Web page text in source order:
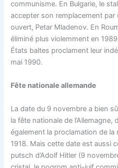
communisme. En Bulgarie, le
accepter son remplacement par
ouvert, Petar Mladenov. En
éliminé plus violemment en
États baltes proclament leur
mai 1990.
Fête nationale allemande
La date du 9 novembre a bien
la fête nationale de l’Allemagne,
également la proclamation de la
1918. Mais cette date est aussi
putsch d’Adolf Hitler (9